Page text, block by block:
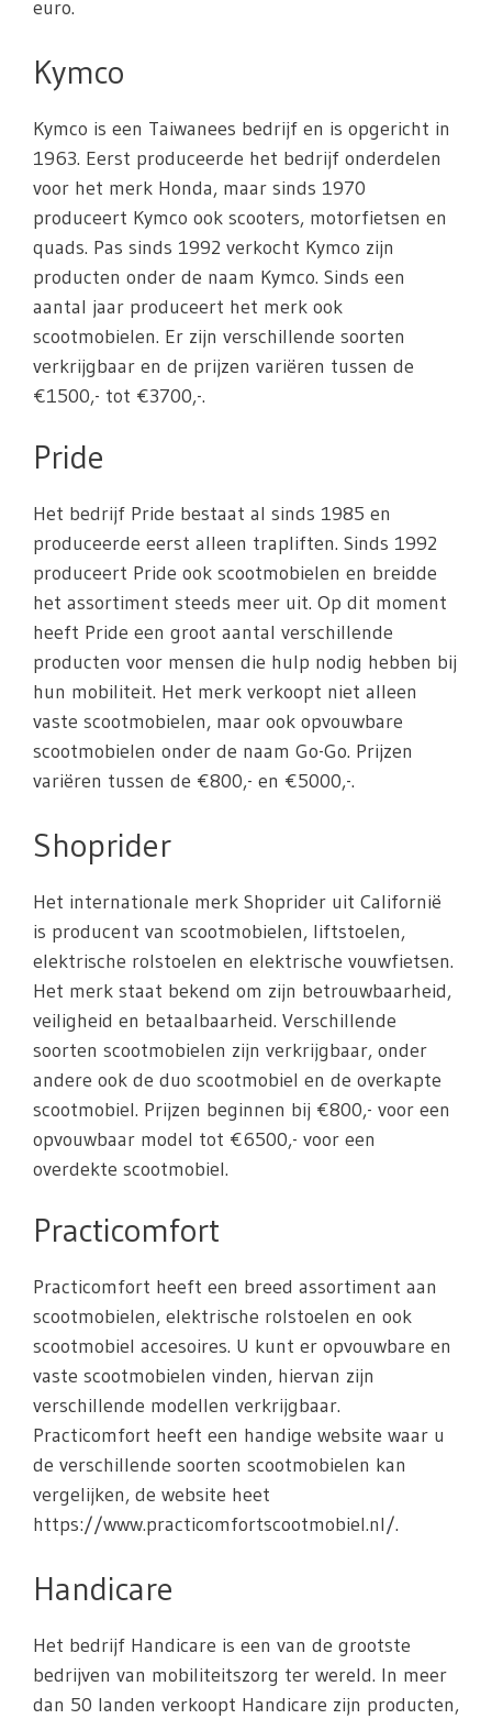
euro.
Kymco
Kymco is een Taiwanees bedrijf en is opgericht in
1963. Eerst produceerde het bedrijf onderdelen
voor het merk Honda, maar sinds 1970
produceert Kymco ook scooters, motorfietsen en
quads. Pas sinds 1992 verkocht Kymco zijn
producten onder de naam Kymco. Sinds een
aantal jaar produceert het merk ook
scootmobielen. Er zijn verschillende soorten
verkrijgbaar en de prijzen variëren tussen de
€1500,- tot €3700,-.
Pride
Het bedrijf Pride bestaat al sinds 1985 en
produceerde eerst alleen trapliften. Sinds 1992
produceert Pride ook scootmobielen en breidde
het assortiment steeds meer uit. Op dit moment
heeft Pride een groot aantal verschillende
producten voor mensen die hulp nodig hebben bij
hun mobiliteit. Het merk verkoopt niet alleen
vaste scootmobielen, maar ook opvouwbare
scootmobielen onder de naam Go-Go. Prijzen
variëren tussen de €800,- en €5000,-.
Shoprider
Het internationale merk Shoprider uit Californië
is producent van scootmobielen, liftstoelen,
elektrische rolstoelen en elektrische vouwfietsen.
Het merk staat bekend om zijn betrouwbaarheid,
veiligheid en betaalbaarheid. Verschillende
soorten scootmobielen zijn verkrijgbaar, onder
andere ook de duo scootmobiel en de overkapte
scootmobiel. Prijzen beginnen bij €800,- voor een
opvouwbaar model tot €6500,- voor een
overdekte scootmobiel.
Practicomfort
Practicomfort heeft een breed assortiment aan
scootmobielen, elektrische rolstoelen en ook
scootmobiel accesoires. U kunt er opvouwbare en
vaste scootmobielen vinden, hiervan zijn
verschillende modellen verkrijgbaar.
Practicomfort heeft een handige website waar u
de verschillende soorten scootmobielen kan
vergelijken, de website heet
https://www.practicomfortscootmobiel.nl/.
Handicare
Het bedrijf Handicare is een van de grootste
bedrijven van mobiliteitszorg ter wereld. In meer
dan 50 landen verkoopt Handicare zijn producten,